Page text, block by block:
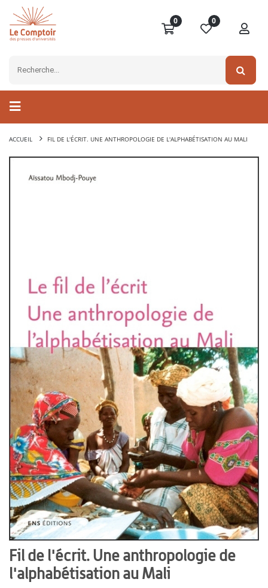
0 0
ACCUEIL FIL DE L'ÉCRIT. UNE ANTHROPOLOGIE DE L'ALPHABÉTISATION AU MALI
Fil de l'écrit. Une anthropologie de
l'alphabétisation au Mali